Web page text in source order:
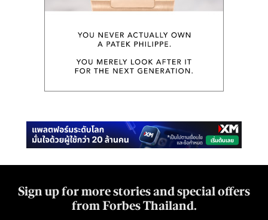
Sign up for more stories and special offers
from Forbes Thailand.